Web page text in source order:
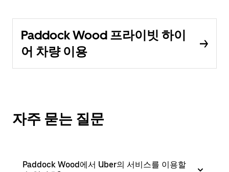
Paddock Wood 프라이빗 하이
어 차량 이용
자주 묻는 질문
Paddock Wood에서 Uber의 서비스를 이용할